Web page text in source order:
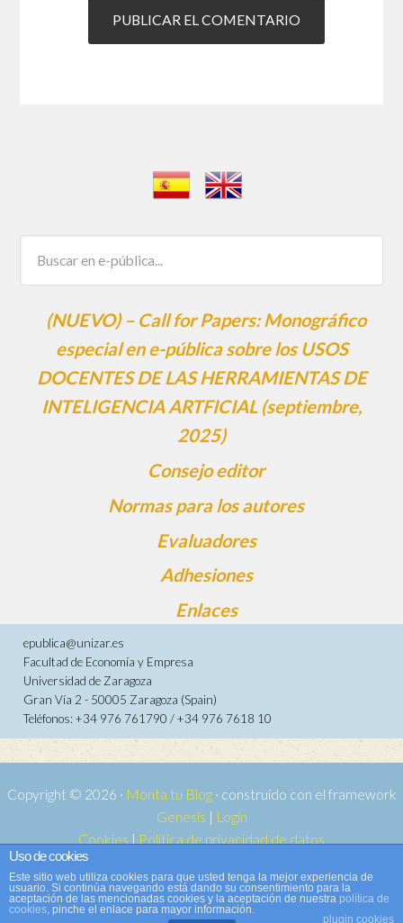
(NUEVO) – Call for Papers: Monográfico
especial en e-pública sobre los USOS
DOCENTES DE LAS HERRAMIENTAS DE
INTELIGENCIA ARTFICIAL (septiembre,
2025)
Consejo editor
Normas para los autores
Evaluadores
Adhesiones
Enlaces
epublica@unizar.es
Facultad de Economía y Empresa
Universidad de Zaragoza
Gran Vía 2 - 50005 Zaragoza (Spain)
Teléfonos: +34 976 761790 / +34 976 7618 10
Copyright © 2026 · Monta tu Blog· construido con el framework
Genesis | Login
Cookies | Política de privacidad de datos
Copyright © 2026 ·
WordPress·Acceder
Uso de cookies
Este sitio web utiliza cookies para que usted tenga la mejor experiencia de
usuario. Si continúa navegando está dando su consentimiento para la
aceptación de las mencionadas cookies y la aceptación de nuestra política de
cookies, pinche el enlace para mayor información.
plugin cookies